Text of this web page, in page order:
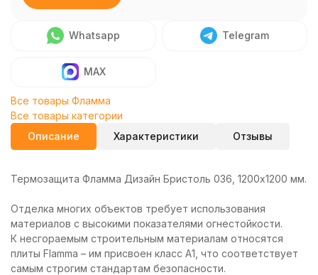
Whatsapp Telegram
MAX
Все товары Фламма
Все товары категории
Описание
Характеристики Отзывы
Термозащита Фламма Дизайн Бристоль 036, 1200х1200 мм.
Отделка многих объектов требует использования
материалов с высокими показателями огнестойкости.
К несгораемым строительным материалам относятся
плиты Flamma – им присвоен класс А1, что соответствует
самым строгим стандартам безопасности.